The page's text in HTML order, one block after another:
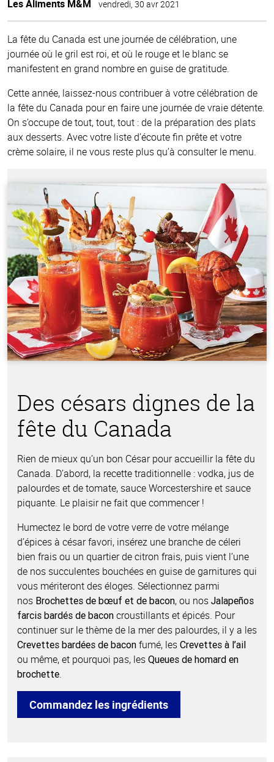
Les Aliments M&M vendredi, 30 avr 2021
La fête du Canada est une journée de célébration, une
journée où le gril est roi, et où le rouge et le blanc se
manifestent en grand nombre en guise de gratitude.
Cette année, laissez-nous contribuer à votre célébration de
la fête du Canada pour en faire une journée de vraie détente.
On s’occupe de tout, tout, tout : de la préparation des plats
aux desserts. Avec votre liste d’écoute fin prête et votre
crème solaire, il ne vous reste plus qu’à consulter le menu.
Des césars dignes de la
fête du Canada
Rien de mieux qu’un bon César pour accueillir la fête du
Canada. D’abord, la recette traditionnelle : vodka, jus de
palourdes et de tomate, sauce Worcestershire et sauce
piquante. Le plaisir ne fait que commencer !
Humectez le bord de votre verre de votre mélange
d’épices à césar favori, insérez une branche de céleri
bien frais ou un quartier de citron frais, puis vient l’une
de nos succulentes bouchées en guise de garnitures qui
vous mériteront des éloges. Sélectionnez parmi
nos Brochettes de bœuf et de bacon, ou nos Jalapeños
farcis bardés de bacon croustillants et épicés. Pour
continuer sur le thème de la mer des palourdes, il y a les
Crevettes bardées de bacon fumé, les Crevettes à l’ail
ou même, et pourquoi pas, les Queues de homard en
brochette.
Commandez les ingrédients